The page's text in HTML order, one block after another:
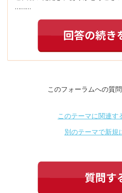
………
このフォーラムへの質
このテーマに関連す
別のテーマで新規